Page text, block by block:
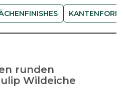
runden
Wildeiche